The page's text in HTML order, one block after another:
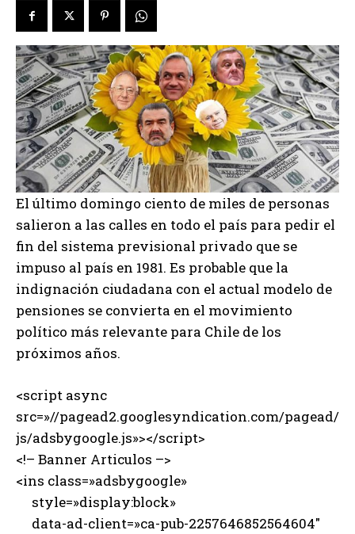
El último domingo ciento de miles de personas
salieron a las calles en todo el país para pedir el
fin del sistema previsional privado que se
impuso al país en 1981. Es probable que la
indignación ciudadana con el actual modelo de
pensiones se convierta en el movimiento
político más relevante para Chile de los
próximos años.
<script async
src=»//pagead2.googlesyndication.com/pagead/
js/adsbygoogle.js»></script>
<!– Banner Articulos –>
<ins class=»adsbygoogle»
style=»display:block»
data-ad-client=»ca-pub-2257646852564604″